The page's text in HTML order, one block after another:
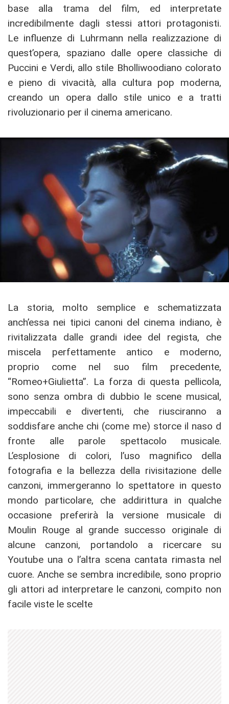
base alla trama del film, ed interpretate
incredibilmente dagli stessi attori protagonisti.
Le influenze di Luhrmann nella realizzazione di
quest’opera, spaziano dalle opere classiche di
Puccini e Verdi, allo stile Bholliwoodiano colorato
e pieno di vivacità, alla cultura pop moderna,
creando un opera dallo stile unico e a tratti
rivoluzionario per il cinema americano.
La storia, molto semplice e schematizzata
anch’essa nei tipici canoni del cinema indiano, è
rivitalizzata dalle grandi idee del regista, che
miscela perfettamente antico e moderno,
proprio come nel suo film precedente,
“Romeo+Giulietta”. La forza di questa pellicola,
sono senza ombra di dubbio le scene musical,
impeccabili e divertenti, che riusciranno a
soddisfare anche chi (come me) storce il naso d
fronte alle parole spettacolo musicale.
L’esplosione di colori, l’uso magnifico della
fotografia e la bellezza della rivisitazione delle
canzoni, immergeranno lo spettatore in questo
mondo particolare, che addirittura in qualche
occasione preferirà la versione musicale di
Moulin Rouge al grande successo originale di
alcune canzoni, portandolo a ricercare su
Youtube una o l’altra scena cantata rimasta nel
cuore. Anche se sembra incredibile, sono proprio
gli attori ad interpretare le canzoni, compito non
facile viste le scelte